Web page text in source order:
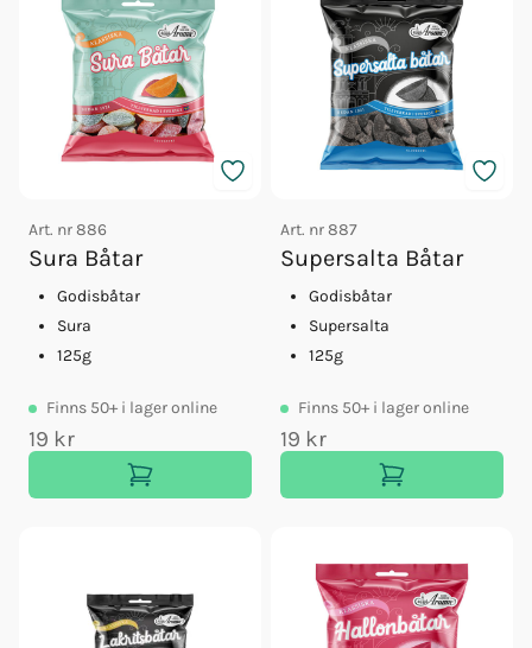
Art. nr886
Sura Båtar
Godisbåtar
Sura
125g
Finns 50+ i lager online
19 kr
Art. nr887
Supersalta Båtar
Godisbåtar
Supersalta
125g
Finns 50+ i lager online
19 kr